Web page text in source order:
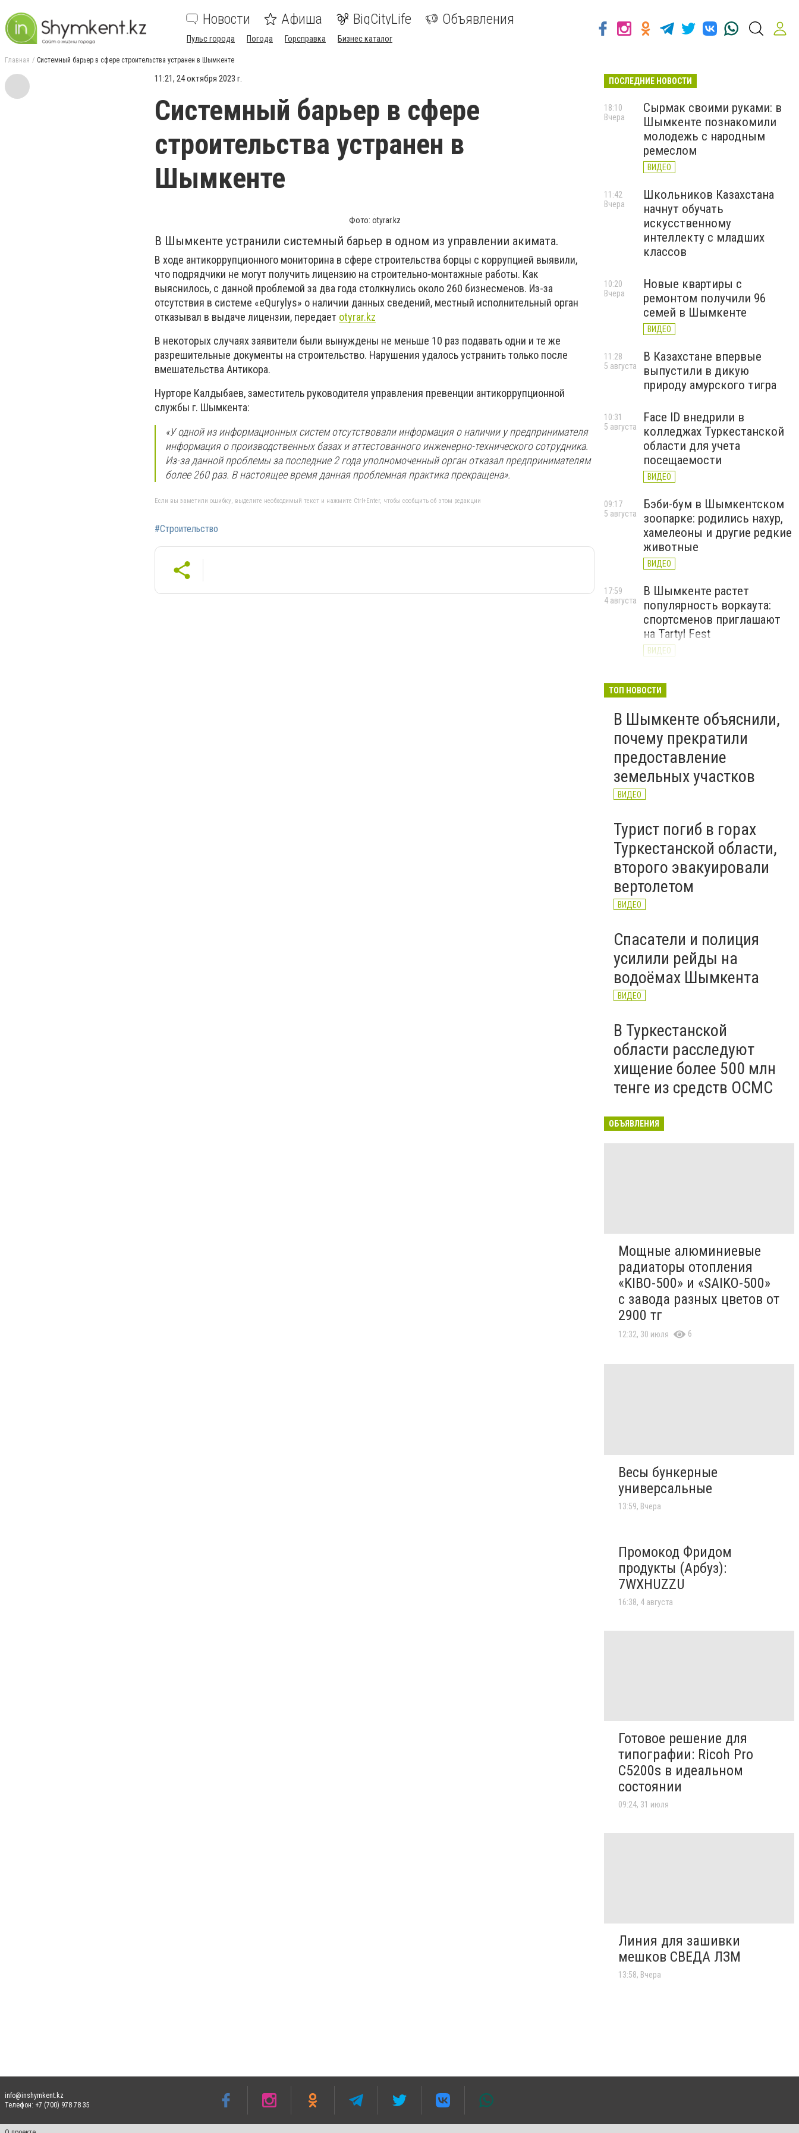
Новости Афиша BigCityLife Объявления
Пульс города Погода Горсправка Бизнес каталог
Главная Системный барьер в сфере строительства устранен в Шымкенте
11:21, 24 октября 2023 г.
Системный барьер в сфере
строительства устранен в
Шымкенте
Фото: otyrar.kz
В Шымкенте устранили системный барьер в одном из управлении акимата.
В ходе антикоррупционного мониторина в сфере строительства борцы с коррупцией выявили,
что подрядчики не могут получить лицензию на строительно-монтажные работы. Как
выяснилось, с данной проблемой за два года столкнулись около 260 бизнесменов. Из-за
отсутствия в системе «eQurylys» о наличии данных сведений, местный исполнительный орган
отказывал в выдаче лицензии, передает otyrar.kz
В некоторых случаях заявители были вынуждены не меньше 10 раз подавать одни и те же
разрешительные документы на строительство. Нарушения удалось устранить только после
вмешательства Антикора.
Нурторе Калдыбаев, заместитель руководителя управления превенции антикоррупционной
службы г. Шымкента:
«У одной из информационных систем отсутствовали информация о наличии у предпринимателя
информация о производственных базах и аттестованного инженерно-технического сотрудника.
Из-за данной проблемы за последние 2 года уполномоченный орган отказал предпринимателям
более 260 раз. В настоящее время данная проблемная практика прекращена».
Если вы заметили ошибку, выделите необходимый текст и нажмите Ctrl+Enter, чтобы сообщить об этом редакции
#Строительство
ПОСЛЕДНИЕ НОВОСТИ
Сырмак своими руками: в
Шымкенте познакомили
молодежь с народным
ремеслом
ВИДЕО
18:10
Вчера
Школьников Казахстана
начнут обучать
искусственному
интеллекту с младших
классов
11:42
Вчера
Новые квартиры с
ремонтом получили 96
семей в Шымкенте
ВИДЕО
10:20
Вчера
В Казахстане впервые
выпустили в дикую
природу амурского тигра
11:28
5 августа
Face ID внедрили в
колледжах Туркестанской
области для учета
посещаемости
ВИДЕО
10:31
5 августа
Бэби-бум в Шымкентском
зоопарке: родились нахур,
хамелеоны и другие редкие
животные
ВИДЕО
09:17
5 августа
В Шымкенте растет
популярность воркаута:
спортсменов приглашают
на Tartyl Fest
ВИДЕО
17:59
4 августа
начала подготовку к
2026–2027
ВИДЕО
4 августа
ТОП НОВОСТИ
В Шымкенте объяснили,
почему прекратили
предоставление
земельных участков
ВИДЕО
Турист погиб в горах
Туркестанской области,
второго эвакуировали
вертолетом
ВИДЕО
Спасатели и полиция
усилили рейды на
водоёмах Шымкента
ВИДЕО
В Туркестанской
области расследуют
хищение более 500 млн
тенге из средств ОСМС
ОБЪЯВЛЕНИЯ
Мощные алюминиевые
радиаторы отопления
«KIBO-500» и «SAIKO-500»
с завода разных цветов от
2900 тг
12:32, 30 июля 6
Весы бункерные
универсальные
13:59, Вчера
Промокод Фридом
продукты (Арбуз):
7WXHUZZU
16:38, 4 августа
Готовое решение для
типографии: Ricoh Pro
C5200s в идеальном
состоянии
09:24, 31 июля
Линия для зашивки
мешков СВЕДА ЛЗМ
13:58, Вчера
info@inshymkent.kz
Телефон: +7 (700) 978 78 35